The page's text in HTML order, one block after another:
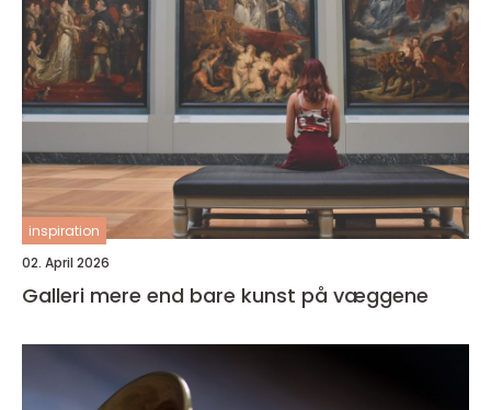
inspiration
02. April 2026
Galleri mere end bare kunst på væggene